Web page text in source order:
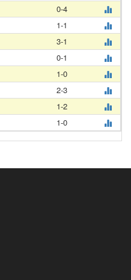
0-4
1-1
3-1
0-1
1-0
2-3
1-2
1-0